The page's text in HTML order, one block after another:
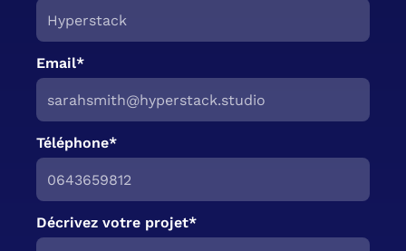
Email*
Téléphone*
Décrivez votre projet*